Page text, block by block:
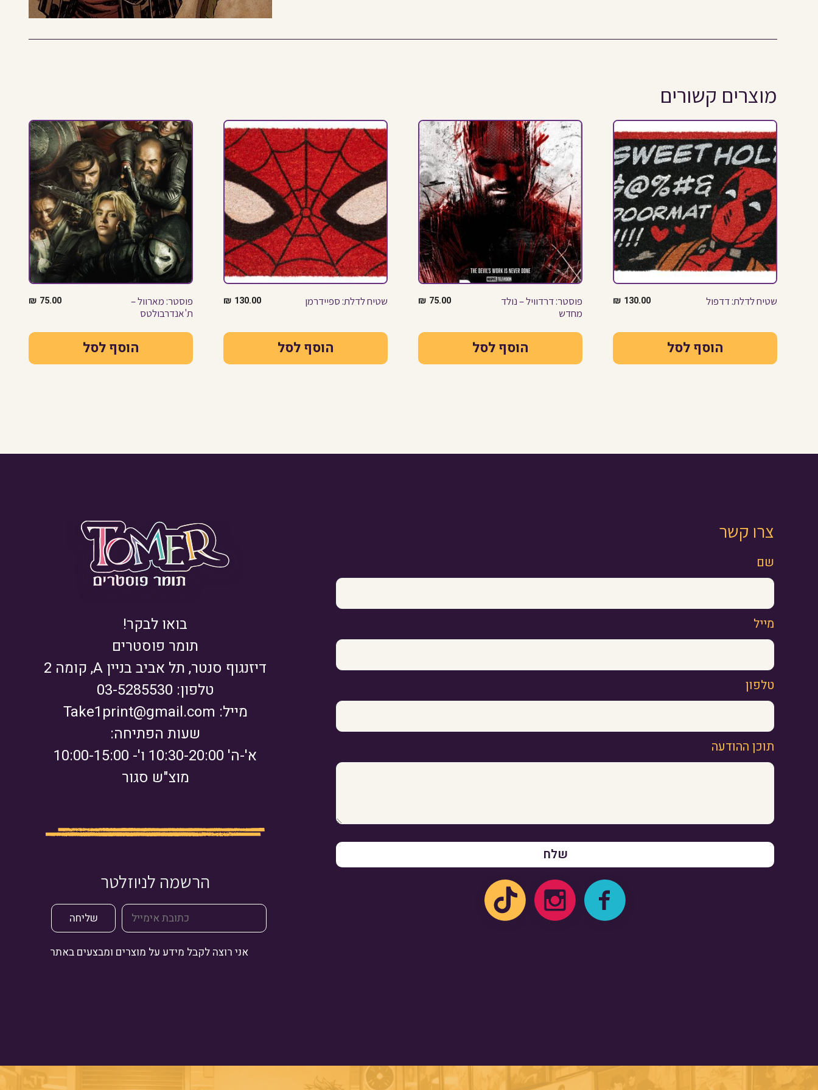
מוצרים קשורים
שטיח לדלת: דדפול 130.00
₪
הוסף לסל
פוסטר: דרדוויל – נולד
מחדש
75.00
₪
הוסף לסל
שטיח לדלת: ספיידרמן 130.00
₪
הוסף לסל
פוסטר: מארוול –
ת'אנדרבולטס
75.00
₪
הוסף לסל
בואו לבקר!
תומר פוסטרים
דיזנגוף סנטר, תל אביב בניין A, קומה 2
טלפון: 03-5285530
מייל: Take1print@gmail.com
שעות הפתיחה:
א'-ה' 10:30-20:00 ו'- 10:00-15:00
מוצ"ש סגור
הרשמה לניוזלטר
אני רוצה לקבל מידע על מוצרים ומבצעים באתר
צרו קשר
שם
מייל
טלפון
תוכן ההודעה